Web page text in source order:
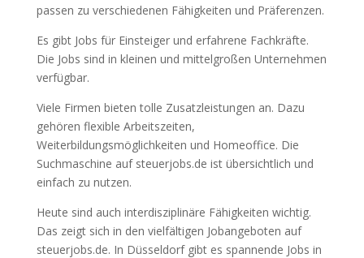
passen zu verschiedenen Fähigkeiten und Präferenzen.
Es gibt Jobs für Einsteiger und erfahrene Fachkräfte.
Die Jobs sind in kleinen und mittelgroßen Unternehmen
verfügbar.
Viele Firmen bieten tolle Zusatzleistungen an. Dazu
gehören flexible Arbeitszeiten,
Weiterbildungsmöglichkeiten und Homeoffice. Die
Suchmaschine auf steuerjobs.de ist übersichtlich und
einfach zu nutzen.
Heute sind auch interdisziplinäre Fähigkeiten wichtig.
Das zeigt sich in den vielfältigen Jobangeboten auf
steuerjobs.de. In Düsseldorf gibt es spannende Jobs in